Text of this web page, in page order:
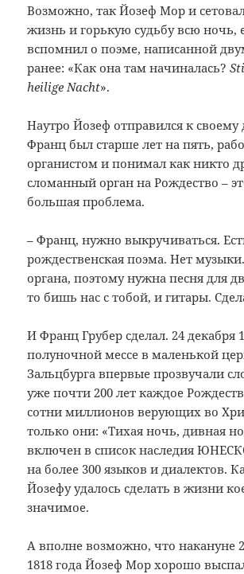
Возможно, так Йозеф Мор и
жизнь и горькую судьбу всю ночь,
вспомнил о поэме, написанной
ранее: «Как она там начиналась?
heilige Nacht».
Наутро Йозеф отправился к своему
Франц был старше лет на пять,
органистом и понимал как никто
сломанный орган на Рождество –
большая проблема.
– Франц, нужно выкручиваться.
рождественская поэма. Нет
органа, поэтому нужна песня для
то бишь нас с тобой, и гитары.
И Франц Грубер сделал. 24 декабря
полуночной мессе в маленькой
Зальцбурга впервые прозвучали
уже почти 200 лет каждое
сотни миллионов верующих во
только они: «Тихая ночь, дивная
включен в список наследия
на более 300 языков и диалектов.
Йозефу удалось сделать в жизни
значимое.
А вполне возможно, что накануне
1818 года Йозеф Мор хорошо